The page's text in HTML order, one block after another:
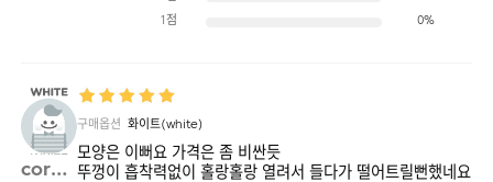
1점 0%
cora0**
구매옵션 화이트(white)
모양은 이뻐요 가격은 좀 비싼듯
뚜껑이 흡착력없이 홀랑홀랑 열려서 들다가 떨어트릴뻔했네요